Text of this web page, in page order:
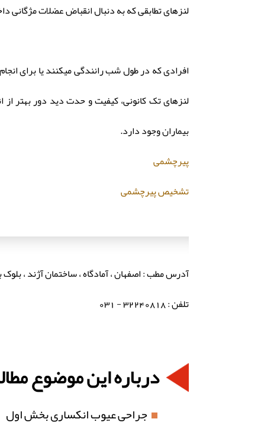
لنزهای تطابقی که به دنبال انقباض عضلات مژگانی
افرادی که در طول شب رانندگی میکنند یا برای
لنزهای تک کانونی، کیفیت و حدت دید دور بهتر
بیماران وجود دارد.
پیرچشمی
تشخیص پیرچشمی
آدرس مطب : اصفهان ، آمادگاه ، ساختمان آژند ، بلوک بی3 ، طبقه سوم ،
تلفن : 32240818 - 031
درباره این موضوع
جراحی عیوب انکساری بخش اول